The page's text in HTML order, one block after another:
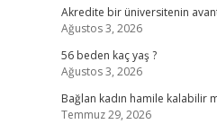
Akredite bir üniversitenin
Ağustos 3, 2026
56 beden kaç yaş ?
Ağustos 3, 2026
Bağlan kadın hamile kalabilir
Temmuz 29, 2026